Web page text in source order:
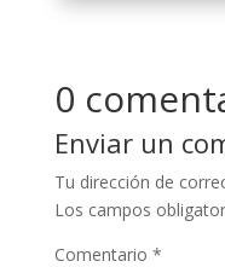
0
Enviar un
Tu dirección de
Los campos
Comentario *